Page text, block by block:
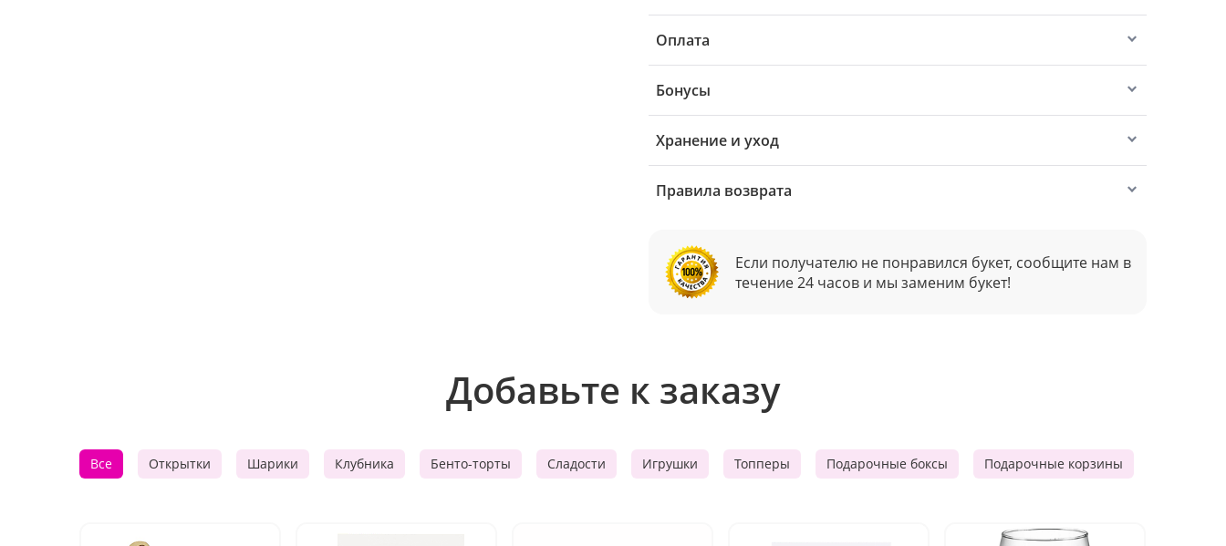
Оплата
Бонусы
Хранение и уход
Правила возврата
Если получателю не понравился букет, сообщите нам в
течение 24 часов и мы заменим букет!
Добавьте к заказу
Все Открытки Шарики Клубника Бенто-торты Сладости Игрушки Топперы Подарочные боксы Подарочные корзины